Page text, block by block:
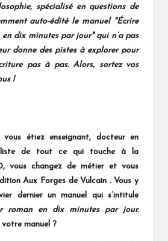
spécialisé en questions de
auto-édité le manuel "Écrire
dix minutes par jour" qui n’a pas
donne des pistes à explorer pour
pas à pas. Alors, sortez vos
!
vous étiez enseignant, docteur en
de tout ce qui touche à la
, vous changez de métier et vous
Aux Forges de Vulcain . Vous y
dernier un manuel qui s’intitule
roman en dixminutes par jour.
votre manuel ?